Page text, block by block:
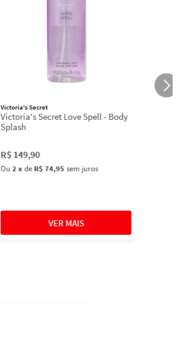
Victoria's Secret
Victoria's Secret Love Spell - Body
Splash
R$ 149,90
Ou 2xde R$ 74,95 sem juros